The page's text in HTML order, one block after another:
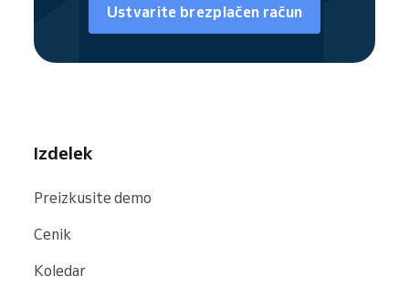
samostojno rezervacijo. Uporabnike
preusmerite na celotno stran za rezervacije
iskalnikih in na spletnih mestih, vključno z
Ustvarite brezplačen račun
Izdelek
Preizkusite demo
Cenik
Koledar